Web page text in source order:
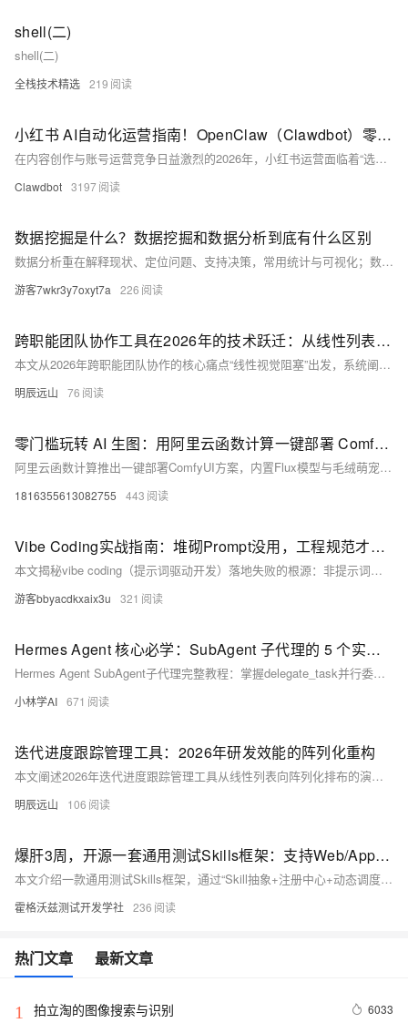
shell(二)
shell(二)
全栈技术精选 219
小红书 AI自动化运营指南！OpenClaw（Clawdbot）零基础部署+小红书Skill集成+阿里云百炼API配置及避坑指南
在内容创作与账号运营竞争日益激烈的2026年，小红书运营面临着“选题难、创作久、互动繁、数据跟踪累”的共性痛点。传统运营模式下，单篇笔记从选题、文案撰写、配图制作到发布互动，往往需要4小时以上，长期日更对个人精力是巨大挑战。而OpenClaw（原Clawdbot）凭借强大的技能扩展生态与自动化执行能力，可搭建起“选题分析→内容生成→批量发布→互动管理→数据分析”的全流程小红书运营流水线，仅需一句指令即可启动自动化运营，24小时不间断维护账号，大幅降低运营成本。
Clawdbot 3197
数据挖掘是什么？数据挖掘和数据分析到底有什么区别
数据分析重在解释现状、定位问题、支持决策，常用统计与可视化；数据挖掘则聚焦发现隐藏规律、构建模型、实现预测推荐，依赖算法与建模。二者层次不同，非高低之分，而是从业务理解出发的递进关系。
游客7wkr3y7oxyt7a 226
跨职能团队协作工具在2026年的技术跃迁：从线性列表到阵列拓扑
本文从2026年跨职能团队协作的核心痛点“线性视觉阻塞”出发，系统阐述了阵列式卡片排布的三层技术架构，并提供了两段全新代码：基于矩形重叠算法的空间碰撞检测（JavaScript）和基于时间半衰期的引力场权重模型（Python）。通过工具分类对比与风险控制策略，论证了阵列式排布如何成为2026年跨职能协作的技术基座。
明辰远山 76
零门槛玩转 AI 生图：用阿里云函数计算一键部署 ComfyUI，5 分钟生成你的专属毛绒萌宠
阿里云函数计算推出一键部署ComfyUI方案，内置Flux模型与毛绒萌宠LoRA，支持超写实毛绒玩具风格AI生图。Serverless GPU按量付费、免运维、不开机不花钱，单张图低至0.02元，5分钟极速部署，零门槛体验前沿AIGC。
1816355613082755 443
Vibe Coding实战指南：堆砌Prompt没用，工程规范才是高效核心
本文揭秘vibe coding（提示词驱动开发）落地失败的根源：非提示词不精，而是工程规范缺位。基于8个真实商业项目经验，提出5步标准化实战法——锁需求边界、建工程骨架、模块化Prompt、自动化校验、增量式迭代，并推荐适配工具TRAE。强调：AI提效的前提，是人工前置定义架构、规范与校验规则。（239字）
游客bbyacdkxaix3u 321
Hermes Agent 核心必学：SubAgent 子代理的 5 个实战技巧，多任务处理效率翻倍
Hermes Agent SubAgent子代理完整教程：掌握delegate_task并行委派、上下文隔离与多任务处理核心能力，提升开发效率。
小林学AI 671
迭代进度跟踪管理工具：2026年研发效能的阵列化重构
本文阐述2026年迭代进度跟踪管理工具从线性列表向阵列化排布的演进逻辑。核心贡献包括：迭代阵列的空间熵值算法、跨迭代依赖穿透跟踪模型、以及动态降采样策略。当迭代并行容量超过20个时，阵列化架构可将状态评估耗时从18秒压缩至2秒内。
明辰远山 106
爆肝3周，开源一套通用测试Skills框架：支持Web/App/接口统一技能调用
本文介绍一款通用测试Skills框架，通过“Skill抽象+注册中心+动态调度”三层设计，实现Web/App/接口三端技能统一调用。告别重复编码与工具绑定，一套YAML用例驱动多端执行，大幅提升资产复用率与团队协作效率。
霍格沃兹测试开发学社 236
热门文章 最新文章
1 拍立淘的图像搜索与识别 6033